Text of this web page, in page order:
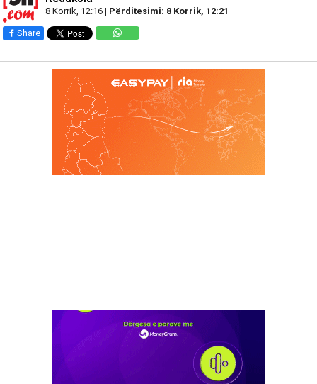
8 Korrik, 12:16 | Përditesimi: 8 Korrik, 12:21
Share